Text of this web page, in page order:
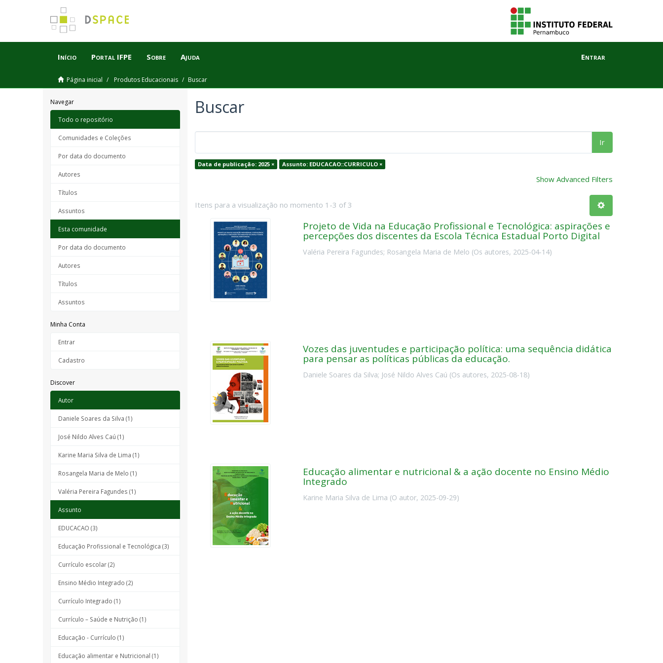
Início Portal IFPE Sobre Ajuda Entrar
Página inicial Produtos Educacionais Buscar
Navegar
Todo o repositório
Comunidades e Coleções
Por data do documento
Autores
Títulos
Assuntos
Esta comunidade
Por data do documento
Autores
Títulos
Assuntos
Minha Conta
Entrar
Cadastro
Discover
Autor
Daniele Soares da Silva (1)
José Nildo Alves Caú (1)
Karine Maria Silva de Lima (1)
Rosangela Maria de Melo (1)
Valéria Pereira Fagundes (1)
Assunto
EDUCACAO (3)
Educação Profissional e Tecnológica (3)
Currículo escolar (2)
Ensino Médio Integrado (2)
Currículo Integrado (1)
Currículo – Saúde e Nutrição (1)
Educação - Currículo (1)
Educação alimentar e Nutricional (1)
Buscar
Ir
Data de publicação: 2025 × Assunto: EDUCACAO::CURRICULO ×
Show Advanced Filters
Itens para a visualização no momento 1-3 of 3
Projeto de Vida na Educação Profissional e Tecnológica: aspirações e
percepções dos discentes da Escola Técnica Estadual Porto Digital
Valéria Pereira Fagundes; Rosangela Maria de Melo (Os autores, 2025-04-14)
Vozes das juventudes e participação política: uma sequência didática
para pensar as políticas públicas da educação.
Daniele Soares da Silva; José Nildo Alves Caú (Os autores, 2025-08-18)
Educação alimentar e nutricional & a ação docente no Ensino Médio
Integrado
Karine Maria Silva de Lima (O autor, 2025-09-29)